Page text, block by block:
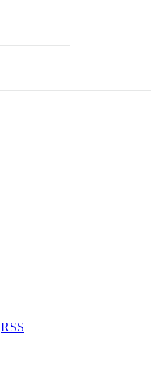
RSS